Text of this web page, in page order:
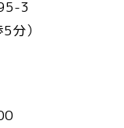
3
分）